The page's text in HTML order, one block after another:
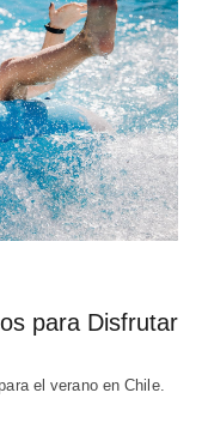
para Disfrutar
el verano en Chile.